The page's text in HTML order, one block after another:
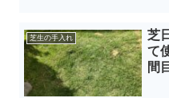
芝生の手入れ
芝
て
間